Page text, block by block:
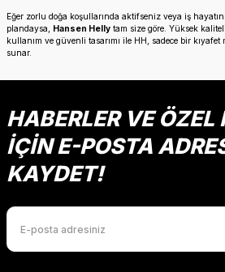
Eğer zorlu doğa koşullarında aktifseniz veya iş
plandaysa,
Hansen Helly tam size göre. Yüksek
kullanım ve güvenli tasarımı ile HH, sadece bir kıyafet
sunar.
HABERLER VE ÖZEL
İÇİN E-POSTA
KAYDET!